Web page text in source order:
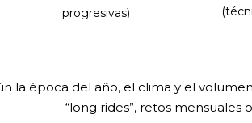
progresivas)
la época del año, el clima y el
“long rides”, retos